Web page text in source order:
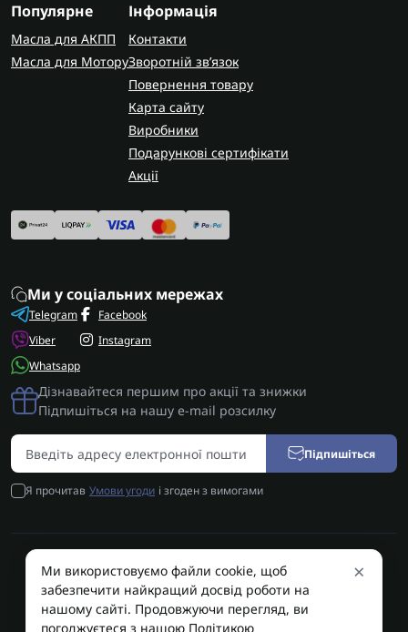
Популярне
Масла для АКПП
Масла для Мотору
Інформація
Контакти
Зворотній зв’язок
Повернення товару
Карта сайту
Виробники
Подарункові сертифікати
Акції
Ми у соціальних мережах
Telegram
Viber
Whatsapp
Facebook
Instagram
Дізнавайтеся першим про акції та знижки
Підпишіться на нашу e-mail розсилку
Підпишіться
Я прочитав Умови угоди і згоден з вимогами
AUTOSHIFT | Запчастини АКПП | Ремонт АКПП © 2026
AUTOSHIFT
×
Ми використовуємо файли cookie, щоб
забезпечити найкращий досвід роботи на
нашому сайті. Продовжуючи перегляд, ви
погоджуєтеся з нашою Політикою